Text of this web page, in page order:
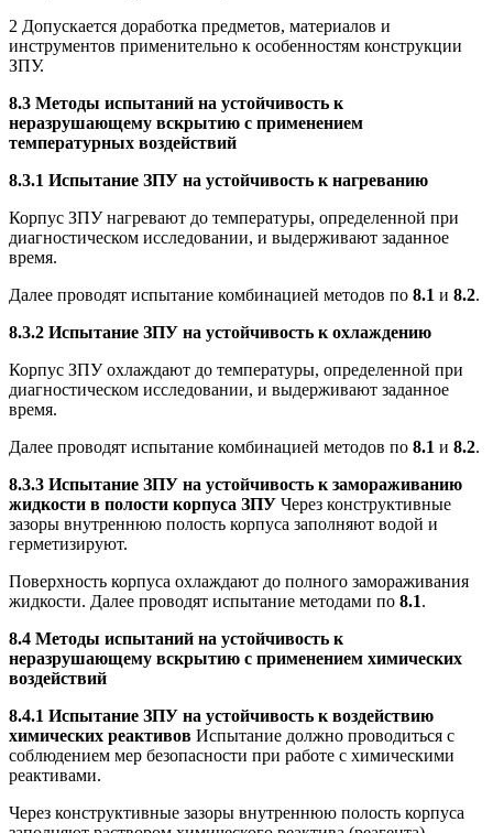
2 Допускается доработка предметов, материалов и
инструментов применительно к особенностям конструкции
ЗПУ.
8.3 Методы испытаний на устойчивость к
неразрушающему вскрытию с применением
температурных воздействий
8.3.1 Испытание ЗПУ на устойчивость к нагреванию
Корпус ЗПУ нагревают до температуры, определенной при
диагностическом исследовании, и выдерживают заданное
время.
Далее проводят испытание комбинацией методов по 8.1 и 8.2.
8.3.2 Испытание ЗПУ на устойчивость к охлаждению
Корпус ЗПУ охлаждают до температуры, определенной при
диагностическом исследовании, и выдерживают заданное
время.
Далее проводят испытание комбинацией методов по 8.1 и 8.2.
8.3.3 Испытание ЗПУ на устойчивость к замораживанию
жидкости в полости корпуса ЗПУ Через конструктивные
зазоры внутреннюю полость корпуса заполняют водой и
герметизируют.
Поверхность корпуса охлаждают до полного замораживания
жидкости. Далее проводят испытание методами по 8.1.
8.4 Методы испытаний на устойчивость к
неразрушающему вскрытию с применением химических
воздействий
8.4.1 Испытание ЗПУ на устойчивость к воздействию
химических реактивов Испытание должно проводиться с
соблюдением мер безопасности при работе с химическими
реактивами.
Через конструктивные зазоры внутреннюю полость корпуса